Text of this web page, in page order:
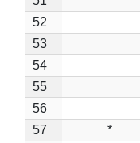
52
53
54
55
56
57
*